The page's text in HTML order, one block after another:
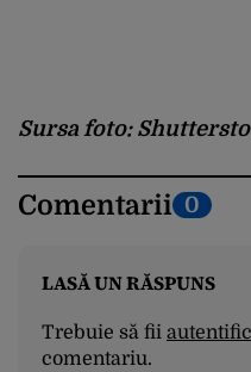
Sursa foto:
Comentarii 0
LASĂ UN RĂSPUNS
Trebuie să fii
comentariu.